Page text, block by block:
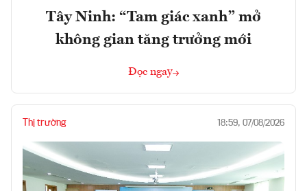
Tây Ninh: “Tam giác xanh” mở
không gian tăng trưởng mới
Đọc ngay
Thị trường 18:59, 07/08/2026